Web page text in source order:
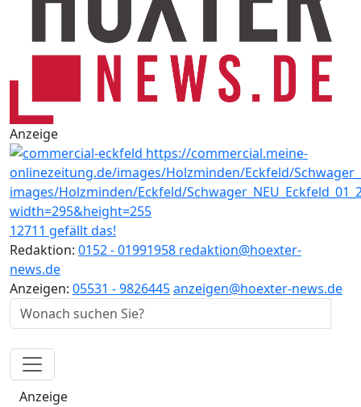
Anzeige
12711 gefällt das!
Redaktion: 0152 - 01991958 redaktion@hoexter-
news.de
Anzeigen: 05531 - 9826445anzeigen@hoexter-news.de
Anzeige